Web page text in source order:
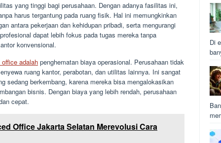
yang tinggi bagi perusahaan. Dengan adanya fasilitas ini,
harus tergantung pada ruang fisik. Hal ini memungkinkan
antara pekerjaan dan kehidupan pribadi, serta mengurangi
dapat lebih fokus pada tugas mereka tanpa
konvensional.
adalah penghematan biaya operasional. Perusahaan tidak
ruang kantor, perabotan, dan utilitas lainnya. Ini sangat
sedang berkembang, karena mereka bisa mengalokasikan
bisnis. Dengan biaya yang lebih rendah, perusahaan
cepat.
Office Jakarta Selatan Merevolusi Cara
Di